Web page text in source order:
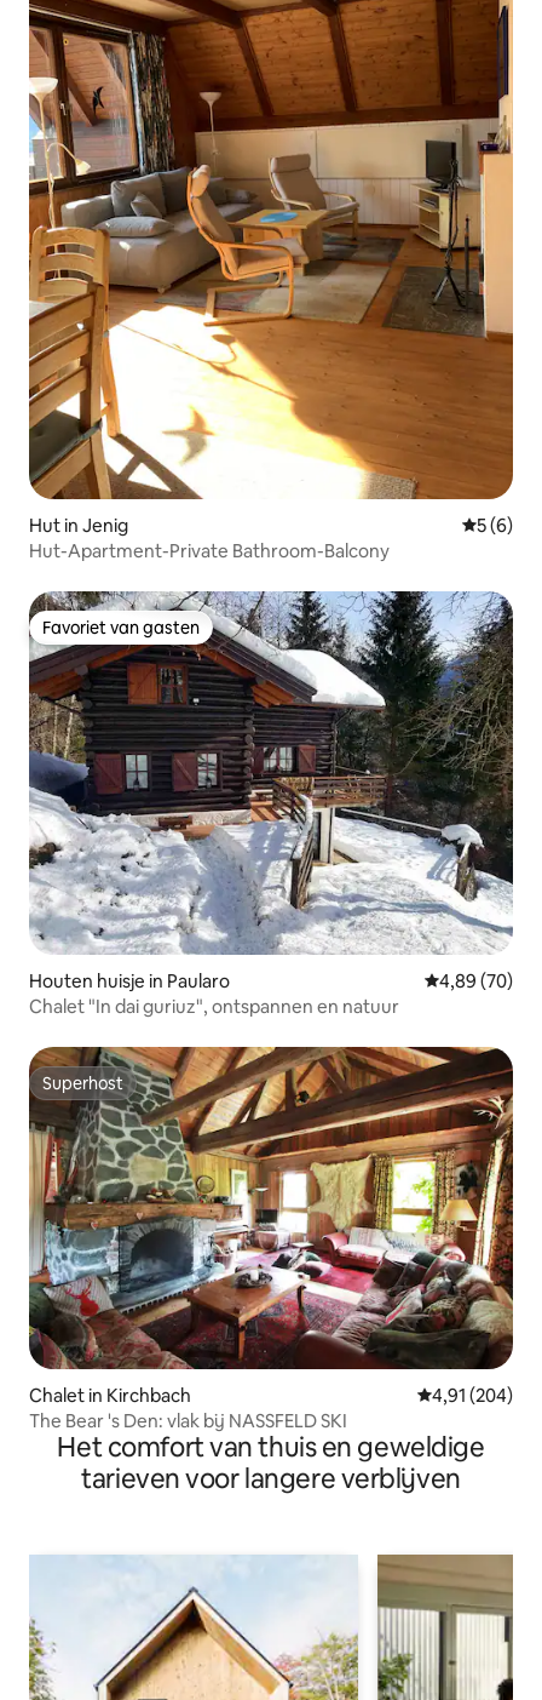
Hut in Jenig
5 (6)
Hut-Apartment-Private Bathroom-Balcony
Favoriet van gasten
Favoriet van gasten
Houten huisje in Paularo Gemiddelde
4,89 (70)
Chalet "In dai guriuz", ontspannen en natuur
Superhost
Superhost
Chalet in Kirchbach Gemiddelde
4,91 (204)
The Bear 's Den: vlak bij NASSFELD SKI
Het comfort van thuis en geweldige
tarieven voor langere verblijven